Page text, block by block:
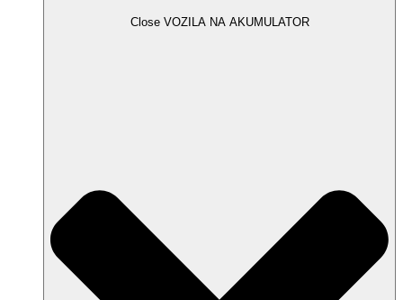
Close VOZILA NA AKUMULATOR